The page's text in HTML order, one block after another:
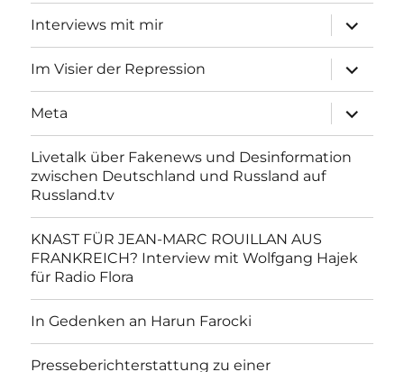
Interviews mit mir
anzeigen
Im Visier der Repression
anzeigen
Meta
anzeigen
Livetalk über Fakenews und Desinformation
zwischen Deutschland und Russland auf
Russland.tv
KNAST FÜR JEAN-MARC ROUILLAN AUS
FRANKREICH? Interview mit Wolfgang Hajek
für Radio Flora
In Gedenken an Harun Farocki
Presseberichterstattung zu einer